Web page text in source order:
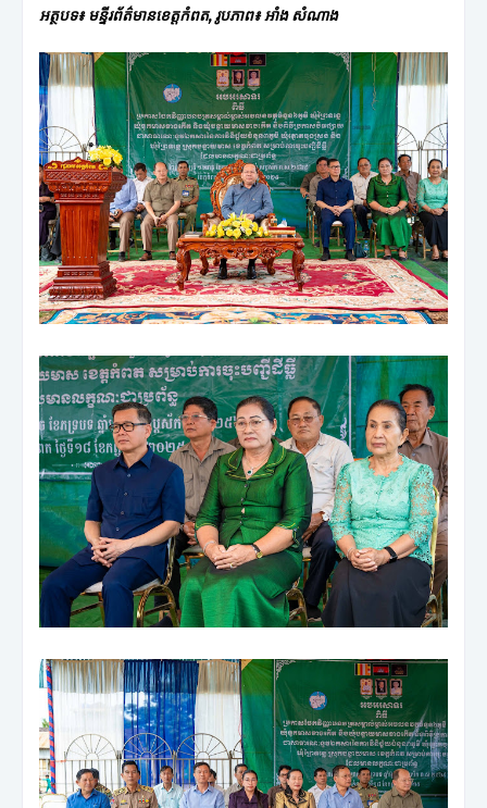
អត្ថបទ៖ មន្ទីរព័ត៌មានខេត្តកំពត, រូបភាព៖ អាំង សំណាង